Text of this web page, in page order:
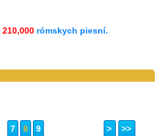
210,000 rómskych piesní.
7 8 9 > >>